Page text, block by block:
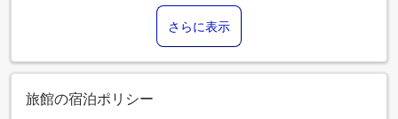
さらに表示
旅館の宿泊ポリシー